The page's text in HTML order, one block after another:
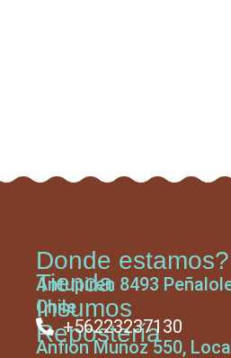
Tienda
Insumos
Repostería
Donde estamos?
Antupiren 8493
Chile
+56223237130
Anfión Muñoz 550,